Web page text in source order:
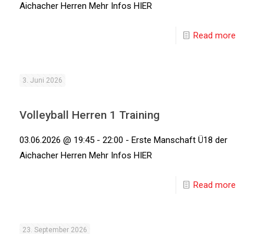
Aichacher Herren Mehr Infos HIER
Read more
3. Juni 2026
Volleyball Herren 1 Training
03.06.2026 @ 19:45 - 22:00 - Erste Manschaft Ü18 der
Aichacher Herren Mehr Infos HIER
Read more
23. September 2026